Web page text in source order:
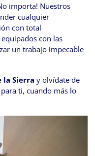
importa! Nuestros
cualquier
con total
con las
un trabajo impecable
la Sierra y olvídate de
ti, cuando más lo